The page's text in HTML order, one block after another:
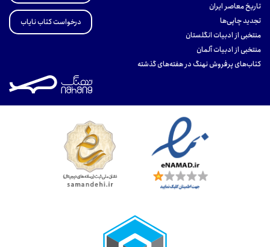
تاریخ معاصر ایران
تجدید چاپی‌ها
منتخبی از ادبیات انگلستان
منتخبی از ادبیات آلمان
کتاب‌های پرفروش نهنگ در هفته‌های گذشته
درخواست کتاب نایاب